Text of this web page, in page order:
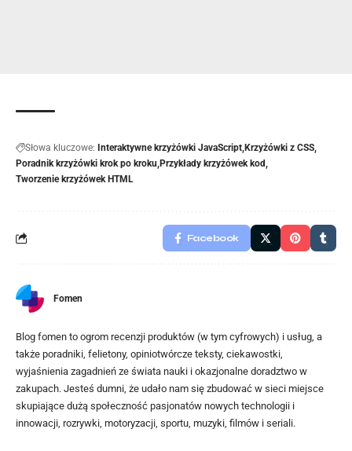
Słowa kluczowe: Interaktywne krzyżówki JavaScript Krzyżówki z CSS
Poradnik krzyżówki krok po kroku Przykłady krzyżówek kod
Tworzenie krzyżówek HTML
Facebook
Fomen
Blog fomen to ogrom recenzji produktów (w tym cyfrowych) i usług, a
także poradniki, felietony, opiniotwórcze teksty, ciekawostki,
wyjaśnienia zagadnień ze świata nauki i okazjonalne doradztwo w
zakupach. Jesteś dumni, że udało nam się zbudować w sieci miejsce
skupiające dużą społeczność pasjonatów nowych technologii i
innowacji, rozrywki, motoryzacji, sportu, muzyki, filmów i seriali.